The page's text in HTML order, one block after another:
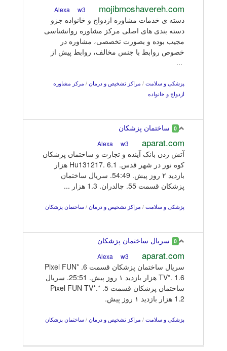
mojibmoshavereh.com
w3
دسته ی خدمات مشاوره ازدواج و خانواده جزو
دسته بندی های اصلی مرکز مشاوره روانشناسی
مجیب بوده و بصورت تخصصی، مشاوره در
خصوص روابط با جنس مخالف، روابط پیش از
...
پزشکی و سلامت / مراکز تشخیص و درمان / مرکز مشاوره
ازدواج و خانواده
0 ساختمان پزشکان
aparat.com
w3
آتش زدن بانک آینده و تجارت و ساختمان پزشکان
کوه نور در شهر قدس. Hu131217. 6.1 هزار
بازدید ۲ روز پیش. 54:49. سریال ساختمان
پزشکان قسمت 55. چالدران. 1.3 هزار ...
پزشکی و سلامت / مراکز تشخیص و درمان / ساختمان پزشکان
0 سریال ساختمان پزشکان
aparat.com
w3
سریال ساختمان پزشکان قسمت 6. *Pixel FUN
TV*. 1.6 هزار بازدید ۱ روز پیش. 25:51. سریال
ساختمان پزشکان قسمت 5. *Pixel FUN TV*.
1.2 هزار بازدید ۱ روز پیش.
پزشکی و سلامت / مراکز تشخیص و درمان / ساختمان پزشکان